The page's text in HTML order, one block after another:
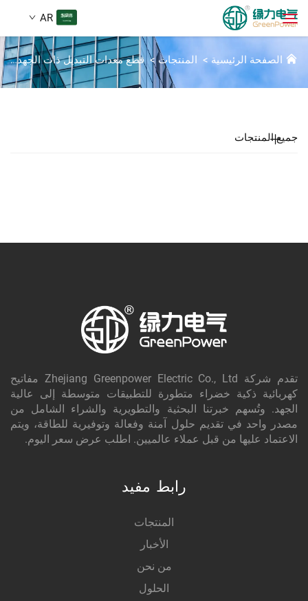
AR
المنتجات
ملحقات SIVACON 8PT
الصفحة الرئيسية> المنتجات> قطع معدات التبديل ذات الجهد المنخفض
جميع المنتجات
تقدم شركة Zhejiang Greenpower Electric Co., Ltd مفاتيح
كهربائية ذكية خضراء متطورة للتطبيقات متوسطة إلى عالية
الجهد. وتُسهم خبرتنا البحثية والتطويرية والشراء الشامل من
مصدر واحد في تقديم حلول آمنة وفعالة وتوفيرية للطاقة، ويتم
الاعتماد عليها من قبل عملاء عالميين. اطلب عرض سعر اليوم.
رابط مفيد
المنتجات
الأخبار
من نحن
الحلول